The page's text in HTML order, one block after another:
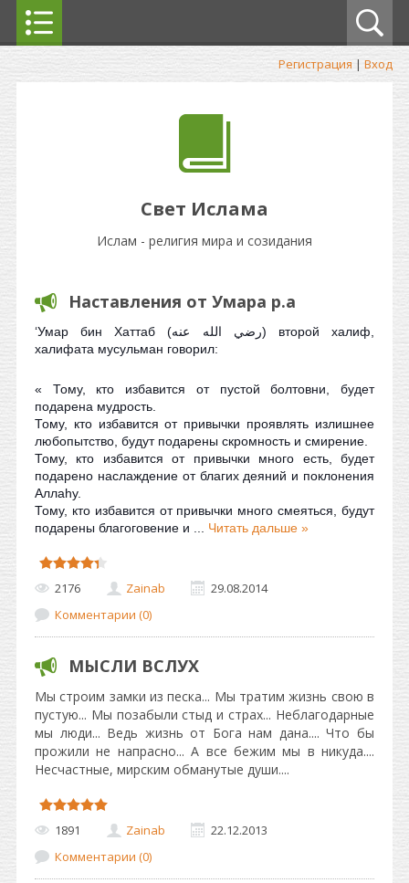
Регистрация | Вход
Свет Ислама
Ислам - религия мира и созидания
Наставления от Умара р.а
‘Умар бин Хаттаб (رضي الله عنه) второй халиф,
халифата мусульман говорил:
« Тому, кто избавится от пустой болтовни, будет
подарена мудрость.
Тому, кто избавится от привычки проявлять излишнее
любопытство, будут подарены скромность и смирение.
Тому, кто избавится от привычки много есть, будет
подарено наслаждение от благих деяний и поклонения
Аллаhу.
Тому, кто избавится от привычки много смеяться, будут
подарены благоговение и
Читать дальше »
2176 Zainab
29.08.2014
Комментарии (0)
МЫСЛИ ВСЛУХ
Мы строим замки из песка... Мы тратим жизнь свою в
пустую... Мы позабыли стыд и страх... Неблагодарные
мы люди... Ведь жизнь от Бога нам дана.... Что бы
прожили не напрасно... А все бежим мы в никуда....
Несчастные, мирским обманутые души....
1891 Zainab
22.12.2013
Комментарии (0)